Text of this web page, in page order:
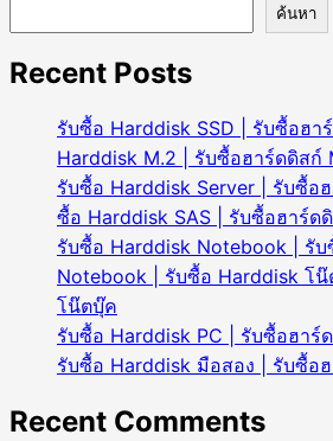
Harddisk
|
ซื้อ
ฮาร์ดดิสก์
ค้นหา
Recent Posts
รับซื้อ Harddisk SSD | รับซื้อฮา
Harddisk M.2 | รับซื้อฮาร์ดดิสก์
รับซื้อ Harddisk Server | รับซื้อ
ซื้อ Harddisk SAS | รับซื้อฮาร์ด
รับซื้อ Harddisk Notebook | รั
Notebook | รับซื้อ Harddisk โ
โน๊ตบุ๊ค
รับซื้อ Harddisk PC | รับซื้อฮาร์
รับซื้อ Harddisk มือสอง | รับซื้อ
Recent Comments